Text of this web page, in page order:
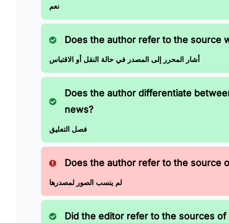
نعم
Does the author refer to the source
أشار المحرر إلى المصدر في حالة النقل أو الاقتباس
Does the author differentiate
news?
فصل التعليق
Does the author refer to the source
لم ينسب الصور لمصدرها
Did the editor refer to the sources